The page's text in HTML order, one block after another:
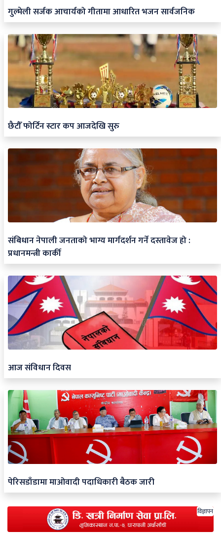
गुल्मेली सर्जक आचार्यको गीतामा आधारित भजन सार्वजनिक
छैटौँ फोर्टिन स्टार कप आजदेखि सुरु
संबिधान नेपाली जनताको भाग्य मार्गदर्शन गर्ने दस्तावेज हो :
प्रधानमन्त्री कार्की
आज संविधान दिवस
पेरिसडाँडामा माओवादी पदाधिकारी बैठक जारी
विज्ञापन